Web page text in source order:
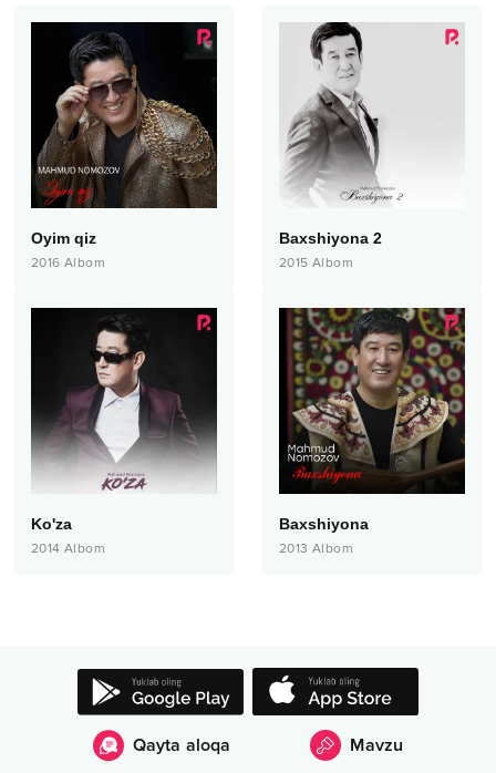
Oyim qiz
2016 Albom
Baxshiyona 2
2015 Albom
Ko'za
2014 Albom
Baxshiyona
2013 Albom
Qayta aloqa Mavzu